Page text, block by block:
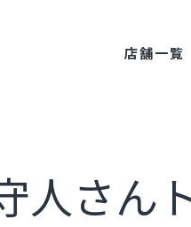
店舗一覧
人さん